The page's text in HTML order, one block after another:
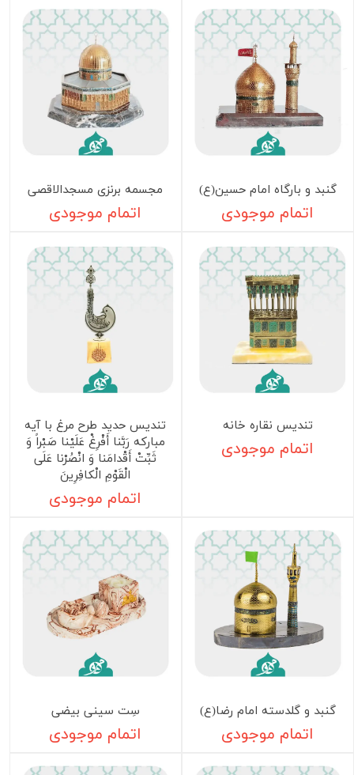
گنبد و بارگاه امام حسین(ع)
اتمام موجودی
مجسمه برنزی مسجدالاقصی
اتمام موجودی
تندیس نقاره خانه
اتمام موجودی
تندیس حدید طرح مرغ با آیه
مبارکه رَبَّنا أَفْرِغْ عَلَيْنا صَبْراً وَ
ثَبِّتْ أَقْدامَنا وَ انْصُرْنا عَلَى
الْقَوْمِ الْكافِرِينَ‌
اتمام موجودی
گنبد و گلدسته امام رضا(ع)
اتمام موجودی
سِت سینی بیضی
اتمام موجودی